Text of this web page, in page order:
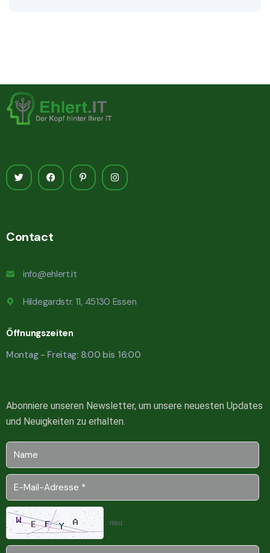
Contact
info@ehlert.it
Hildegardstr. 11, 45130 Essen
Öffnungszeiten
Montag - Freitag: 8:00 bis 16:00
Abonniere unseren Newsletter, um unsere neuesten Updates
und Neuigkeiten zu erhalten.
neu